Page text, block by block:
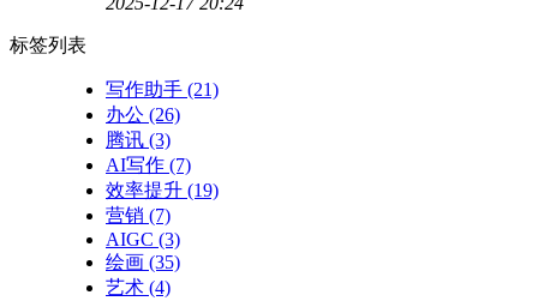
标签列表
写作助手 (21)
办公 (26)
腾讯 (3)
AI写作 (7)
效率提升 (19)
营销 (7)
AIGC (3)
绘画 (35)
艺术 (4)